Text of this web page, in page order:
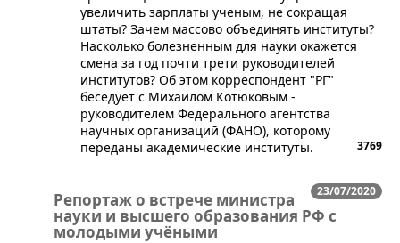
увеличить зарплаты ученым, не сокращая
штаты? Зачем массово объединять институты?
Насколько болезненным для науки окажется
смена за год почти трети руководителей
институтов? Об этом корреспондент "РГ"
беседует с Михаилом Котюковым -
руководителем Федерального агентства
научных организаций (ФАНО), которому
переданы академические институты.
3769
23/07/2020
Репортаж о встрече министра
науки и высшего образования РФ с
молодыми учёными